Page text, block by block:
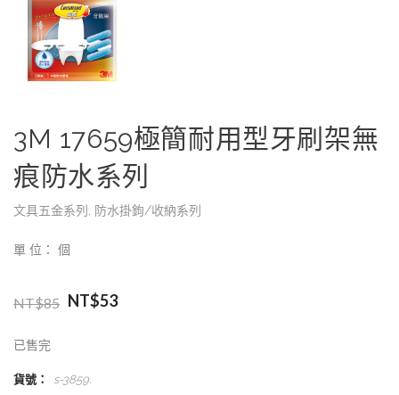
3M 17659極簡耐用型牙刷架無
痕防水系列
文具五金系列 , 防水掛鉤/收納系列
單 位： 個
NT$85 NT$53
已售完
貨號： s-3859.